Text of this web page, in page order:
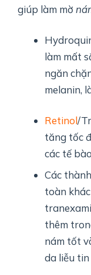
giúp làm mờ
làm mất
ngăn
melanin,
Retinol/
tăng tốc
các tế
Các
toàn
thêm
nám tốt
da liễu tin